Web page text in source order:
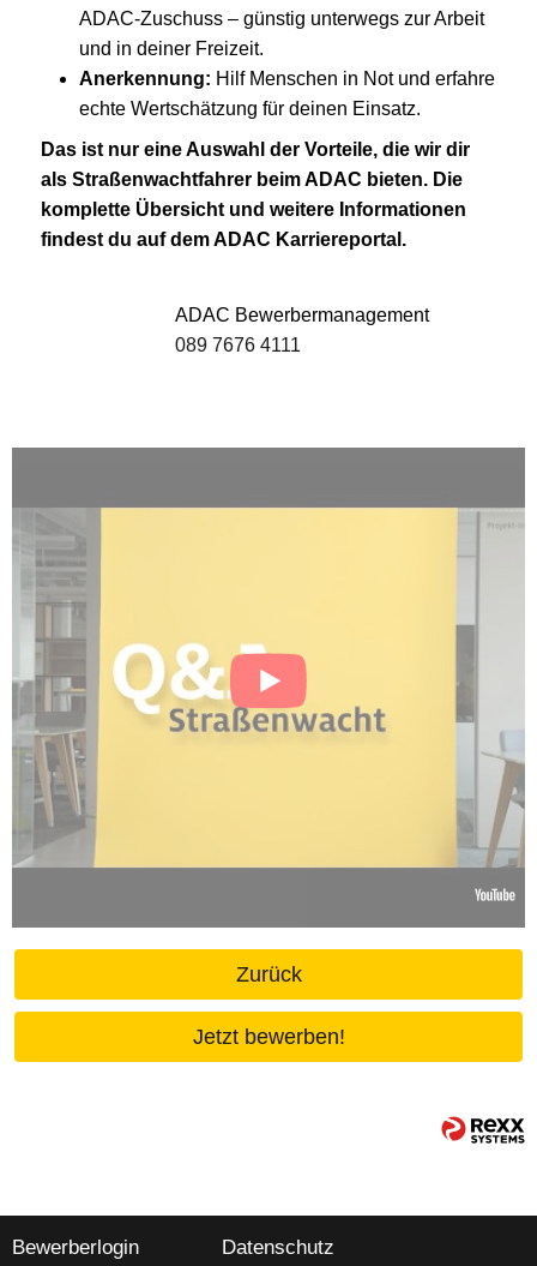
ADAC-Zuschuss – günstig unterwegs zur Arbeit
und in deiner Freizeit.
Anerkennung: Hilf Menschen in Not und erfahre
echte Wertschätzung für deinen Einsatz.
Das ist nur eine Auswahl der Vorteile, die wir dir
als Straßenwachtfahrer beim ADAC bieten. Die
komplette Übersicht und weitere Informationen
findest du auf dem ADAC Karriereportal.
ADAC Bewerbermanagement
089 7676 4111
Zurück
Jetzt bewerben!
Bewerberlogin Datenschutz